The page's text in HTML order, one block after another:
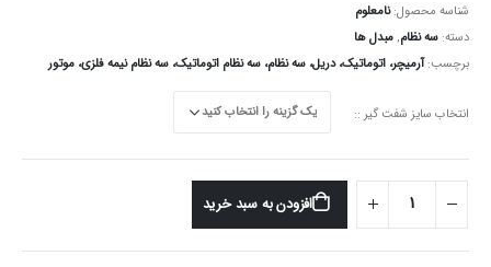
شناسه محصول:نامعلوم
دسته: سه نظام,مبدل ها
برچسب:آرمیچر، اتوماتیک، دریل، سه نظام، سه نظام اتوماتیک، سه نظام نیمه فلزی، موتور
انتخاب سایز شفت گیر :
افزودن به سبد خرید